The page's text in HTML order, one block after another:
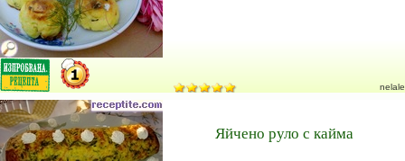
nelale
Яйчено руло с кайма